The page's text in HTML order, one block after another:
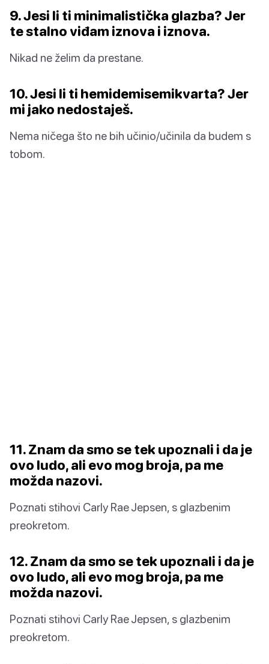
9. Jesi li ti minimalistička glazba? Jer
te stalno viđam iznova i iznova.
Nikad ne želim da prestane.
10. Jesi li ti hemidemisemikvarta? Jer
mi jako nedostaješ.
Nema ničega što ne bih učinio/učinila da budem s
tobom.
11. Znam da smo se tek upoznali i da je
ovo ludo, ali evo mog broja, pa me
možda nazovi.
Poznati stihovi Carly Rae Jepsen, s glazbenim
preokretom.
12. Znam da smo se tek upoznali i da je
ovo ludo, ali evo mog broja, pa me
možda nazovi.
Poznati stihovi Carly Rae Jepsen, s glazbenim
preokretom.